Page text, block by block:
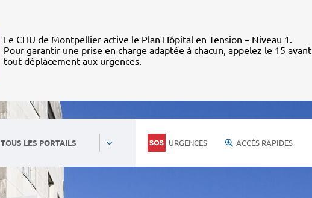
Le CHU de Montpellier active le Plan Hôpital en Tension – Niveau 1.
Pour garantir une prise en charge adaptée à chacun, appelez le 15 avant
tout déplacement aux urgences.
TOUS LES PORTAILS URGENCES ACCÈS RAPIDES